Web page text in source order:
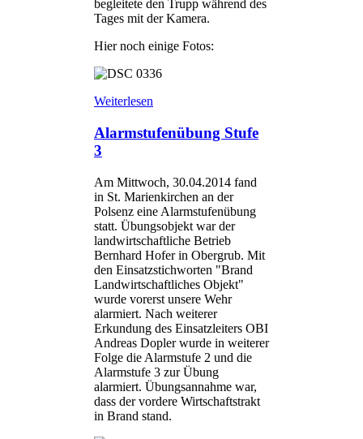
begleitete den Trupp während des
Tages mit der Kamera.
Hier noch einige Fotos:
Weiterlesen
Alarmstufenübung Stufe
3
Am Mittwoch, 30.04.2014 fand
in St. Marienkirchen an der
Polsenz eine Alarmstufenübung
statt. Übungsobjekt war der
landwirtschaftliche Betrieb
Bernhard Hofer in Obergrub. Mit
den Einsatzstichworten "Brand
Landwirtschaftliches Objekt"
wurde vorerst unsere Wehr
alarmiert. Nach weiterer
Erkundung des Einsatzleiters OBI
Andreas Dopler wurde in weiterer
Folge die Alarmstufe 2 und die
Alarmstufe 3 zur Übung
alarmiert. Übungsannahme war,
dass der vordere Wirtschaftstrakt
in Brand stand.